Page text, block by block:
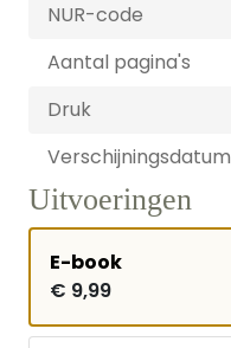
NUR-code
Aantal pagina's
Druk
Verschijningsdatum
Uitvoeringen
E-book
€ 9,99